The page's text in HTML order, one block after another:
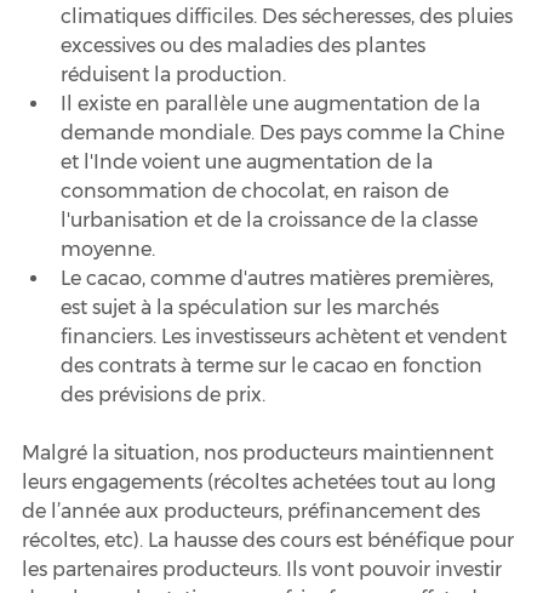
climatiques difficiles. Des sécheresses, des pluies
excessives ou des maladies des plantes
réduisent la production.
Il existe en parallèle une augmentation de la
demande mondiale. Des pays comme la Chine
et l'Inde voient une augmentation de la
consommation de chocolat, en raison de
l'urbanisation et de la croissance de la classe
moyenne.
Le cacao, comme d'autres matières premières,
est sujet à la spéculation sur les marchés
financiers. Les investisseurs achètent et vendent
des contrats à terme sur le cacao en fonction
des prévisions de prix.
Malgré la situation, nos producteurs maintiennent
leurs engagements (récoltes achetées tout au long
de l’année aux producteurs, préfinancement des
récoltes, etc). La hausse des cours est bénéfique pour
les partenaires producteurs. Ils vont pouvoir investir